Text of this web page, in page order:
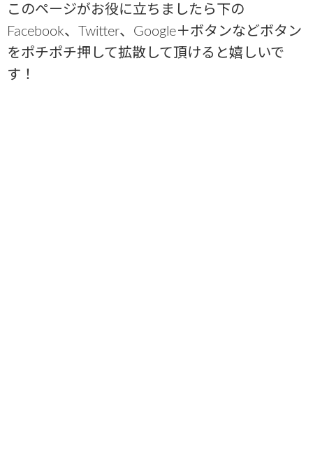
このページがお役に立ちましたら下の
Facebook、Twitter、Google＋ボタンなどボタン
をポチポチ押して拡散して頂けると嬉しいで
す！